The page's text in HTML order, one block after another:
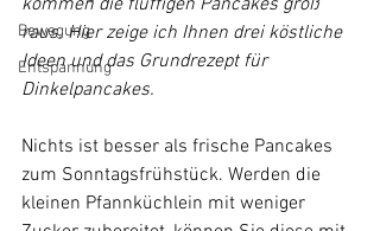
Bewegung
Entspannung
kommen die fluffigen Pancakes groß
raus. Hier zeige ich Ihnen drei köstliche
Ideen und das Grundrezept für
Dinkelpancakes.
Nichts ist besser als frische Pancakes
zum Sonntagsfrühstück. Werden die
kleinen Pfannküchlein mit weniger